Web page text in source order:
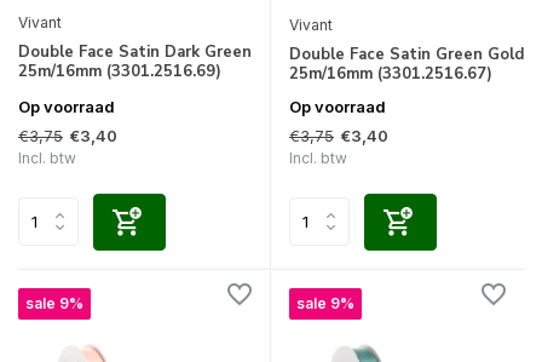
Vivant
Double Face Satin Dark Green
25m/16mm (3301.2516.69)
Op voorraad
€3,75 €3,40
Incl. btw
Vivant
Double Face Satin Green Gold
25m/16mm (3301.2516.67)
Op voorraad
€3,75 €3,40
Incl. btw
sale 9% sale 9%